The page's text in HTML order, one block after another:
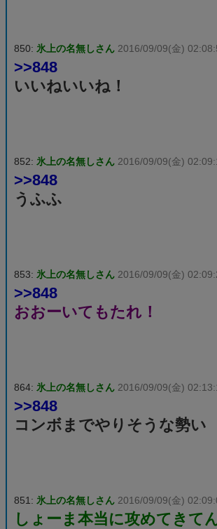
850: 氷上の名無しさん 2016/09/09(金)
>>848
いいねいいね！
852: 氷上の名無しさん 2016/09/09(金)
>>848
うふふ
853: 氷上の名無しさん 2016/09/09(金)
>>848
おおーいてもたれ！
864: 氷上の名無しさん 2016/09/09(金)
>>848
コンボまでやりそうな勢い
851: 氷上の名無しさん 2016/09/09(金)
しょーま本当に攻めてきて